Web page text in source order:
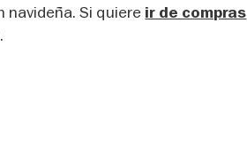
navideña. Si quiere ir de compras